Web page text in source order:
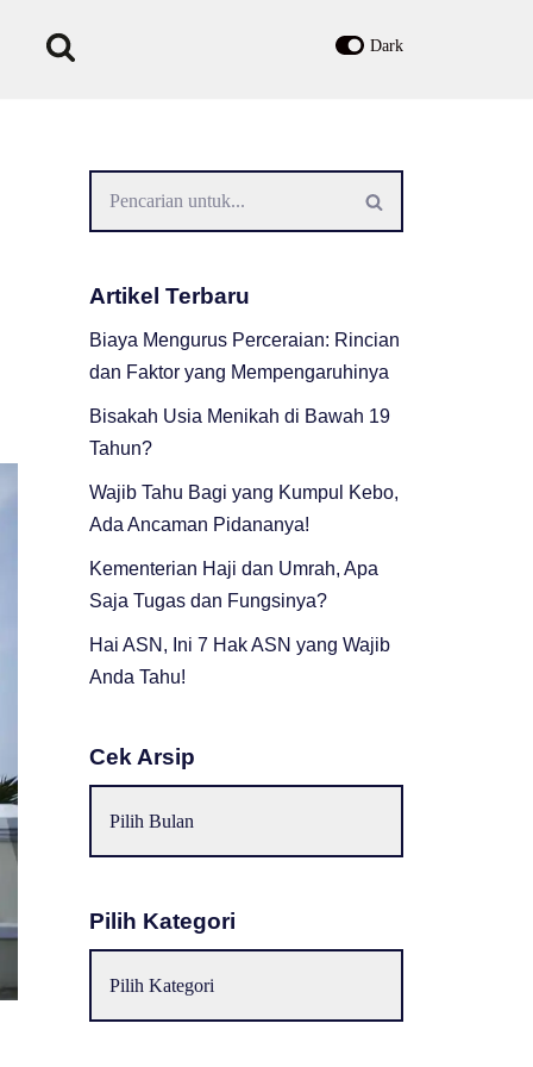
Dark
Artikel Terbaru
Biaya Mengurus Perceraian: Rincian
dan Faktor yang Mempengaruhinya
Bisakah Usia Menikah di Bawah 19
Tahun?
Wajib Tahu Bagi yang Kumpul Kebo,
Ada Ancaman Pidananya!
Kementerian Haji dan Umrah, Apa
Saja Tugas dan Fungsinya?
Hai ASN, Ini 7 Hak ASN yang Wajib
Anda Tahu!
Cek Arsip
Pilih Kategori